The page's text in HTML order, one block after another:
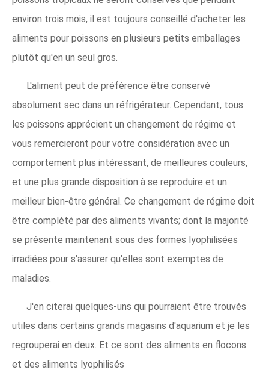
environ trois mois, il est toujours conseillé d'acheter les
aliments pour poissons en plusieurs petits emballages
plutôt qu'en un seul gros.
L'aliment peut de préférence être conservé
absolument sec dans un réfrigérateur. Cependant, tous
les poissons apprécient un changement de régime et
vous remercieront pour votre considération avec un
comportement plus intéressant, de meilleures couleurs,
et une plus grande disposition à se reproduire et un
meilleur bien-être général. Ce changement de régime doit
être complété par des aliments vivants; dont la majorité
se présente maintenant sous des formes lyophilisées
irradiées pour s'assurer qu'elles sont exemptes de
maladies.
J'en citerai quelques-uns qui pourraient être trouvés
utiles dans certains grands magasins d'aquarium et je les
regrouperai en deux. Et ce sont des aliments en flocons
et des aliments lyophilisés